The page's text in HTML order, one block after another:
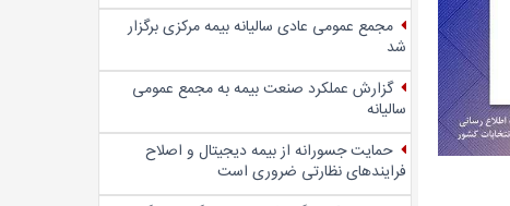
مجمع عمومی عادی سالیانه بیمه مرکزی برگزار
شد
گزارش عملکرد صنعت بیمه به مجمع عمومی
سالیانه
حمایت جسورانه از بیمه دیجیتال و اصلاح
فرایندهای نظارتی ضروری است